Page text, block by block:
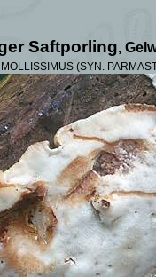
Saftporling,
(SYN.